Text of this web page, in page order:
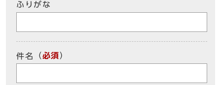
ふりがな
件名 （必須）